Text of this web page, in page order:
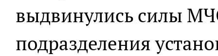
выдвинулись силы
подразделения